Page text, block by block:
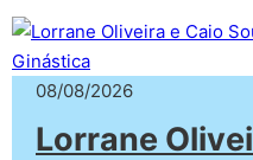
08/08/2026
Lorrane